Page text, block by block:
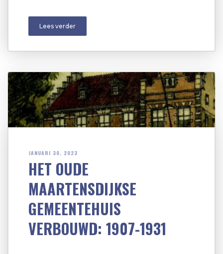
Lees verder
JANUARI 30, 2023
HET OUDE
MAARTENSDIJKSE
GEMEENTEHUIS
VERBOUWD: 1907-1931